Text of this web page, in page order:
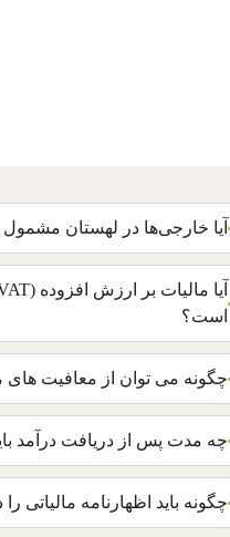
آیا خارجی‌ها در لهستان
است؟
چگونه می‌ توان از معافیت‌ های
چه مدت پس از دریافت درآمد
چگونه باید اظهارنامه مالیاتی